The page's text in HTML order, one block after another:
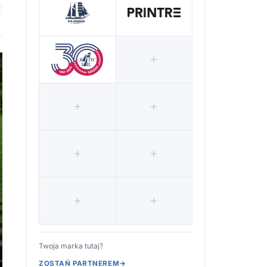
ulubionych
Twoja marka tutaj?
ZOSTAŃ PARTNEREM→